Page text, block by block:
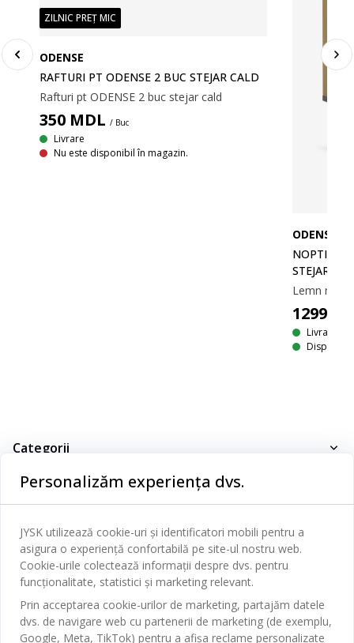
ZILNIC PREȚ MIC
ODENSE
RAFTURI PT ODENSE 2 BUC STEJAR CALD
Rafturi pt ODENSE 2 buc stejar cald
350 MDL/ Buc
Livrare
Nu este disponibil în magazin.
ODENSE
NOPTIERĂ
STEJAR/
1299
Livrare
Disponibil
Categorii
Dormitor
Birou
Sufragerie
Bucătărie
Depozitare
Contact Relații Clienți
Magazine și program
Broșură
Termeni si conditii vânzări online
JYSK
Despre JYSK
JYSK.com
SEDIU CENTRAL
TAROL-DD S.R.L. str. Jubiliara, 41A mun. Chișinău, Republica
JYSK RELAȚII CLIENȚI
Personalizăm experiența dvs.
JYSK utilizează cookie-uri și identificatori mobili pentru a
asigura o experiență confortabilă pe site-ul nostru web.
Cookie-urile colectează informații despre dvs. pentru
funcționalitate, statistici și marketing relevant.
Prin acceptarea cookie-urilor de marketing, partajăm datele
dvs. de navigare web cu partenerii de marketing (de exemplu,
Google, Meta, TikTok) pentru a afișa reclame personalizate